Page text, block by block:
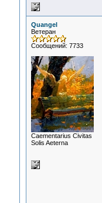
Quangel
Ветеран
Сообщений: 7733
Сaementarius Civitas
Solis Aeterna